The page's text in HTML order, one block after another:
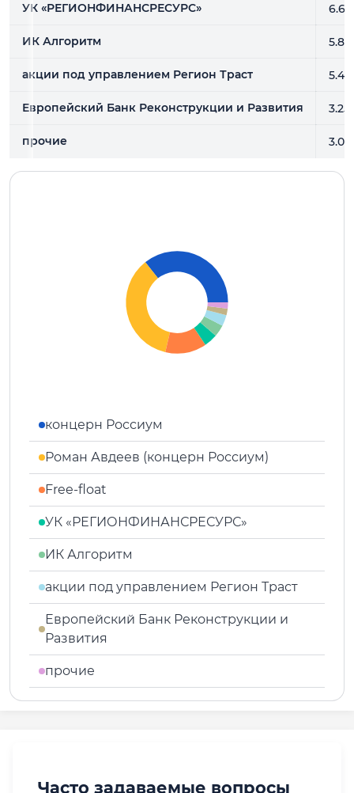
УК «РЕГИОНФИНАНСРЕСУРС»
ИК Алгоритм
акции под управлением Регион Траст
Европейский Банк Реконструкции и Развития
прочие
концерн Россиум
Роман Авдеев (концерн Россиум)
Free-float
УК «РЕГИОНФИНАНСРЕСУРС»
ИК Алгоритм
акции под управлением Регион Траст
Европейский Банк Реконструкции и
Развития
прочие
Часто задаваемые вопросы